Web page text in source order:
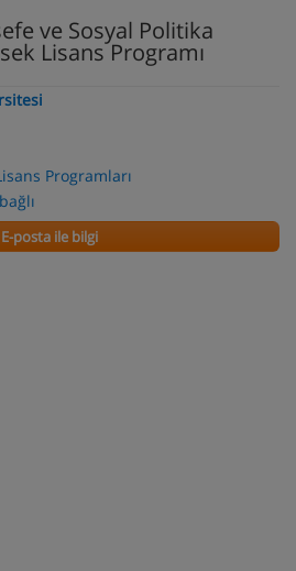
ve Sosyal Politika
Lisans Programı
Programları
E-posta ile bilgi